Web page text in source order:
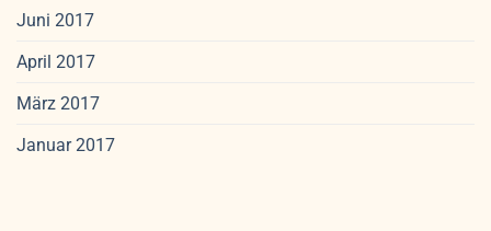
Juni 2017
April 2017
März 2017
Januar 2017